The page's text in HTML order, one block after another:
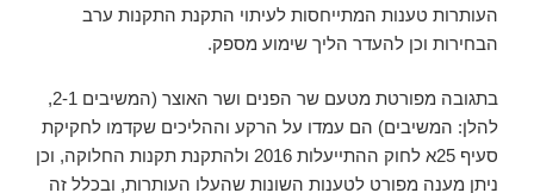
העותרות טענות המתייחסות לעיתוי התקנת התקנות ערב
הבחירות וכן להעדר הליך שימוע מספק.
בתגובה מפורטת מטעם שר הפנים ושר האוצר (המשיבים 2-1,
להלן: המשיבים) הם עמדו על הרקע וההליכים שקדמו לחקיקת
סעיף 25א לחוק ההתייעלות 2016 ולהתקנת תקנות החלוקה, וכן
ניתן מענה מפורט לטענות השונות שהעלו העותרות, ובכלל זה